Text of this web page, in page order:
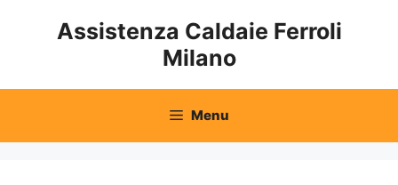
Assistenza Caldaie Ferroli
Milano
Menu